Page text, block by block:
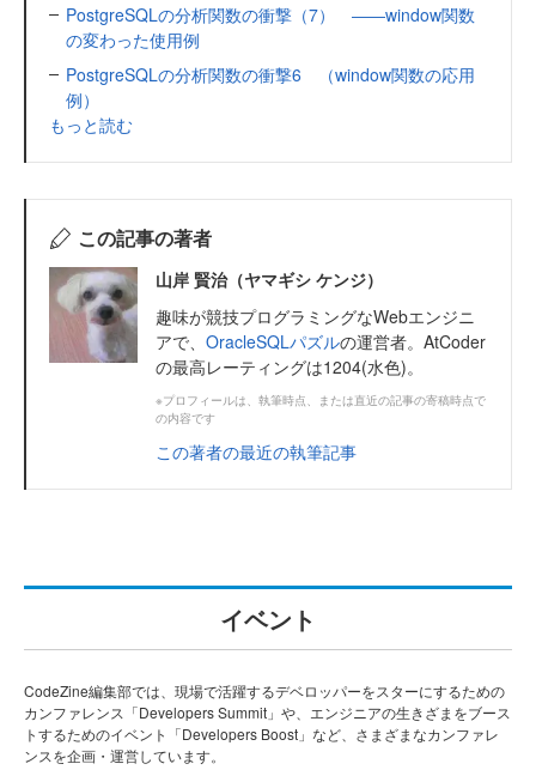
PostgreSQLの分析関数の衝撃（7） ――window関数
の変わった使用例
PostgreSQLの分析関数の衝撃6 （window関数の応用
例）
もっと読む
この記事の著者
山岸 賢治（ヤマギシ ケンジ）
趣味が競技プログラミングなWebエンジニ
アで、 OracleSQLパズルの運営者。AtCoder
の最高レーティングは1204(水色)。
※プロフィールは、執筆時点、または直近の記事の寄稿時点で
の内容です
この著者の最近の執筆記事
イベント
CodeZine編集部では、現場で活躍するデベロッパーをスターにするための
カンファレンス「Developers Summit」や、エンジニアの生きざまをブース
トするためのイベント「Developers Boost」など、さまざまなカンファレ
ンスを企画・運営しています。